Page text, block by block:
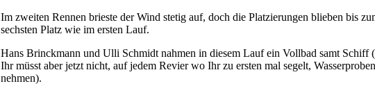
Im zweiten Rennen brieste der Wind stetig auf, doch die Platzierungen blieben bis
sechsten Platz wie im ersten Lauf.
Hans Brinckmann und Ulli Schmidt nahmen in diesem Lauf ein Vollbad samt Schiff
Ihr müsst aber jetzt nicht, auf jedem Revier wo Ihr zu ersten mal segelt, Wasserproben
nehmen).